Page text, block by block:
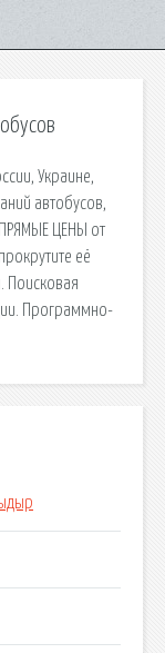
Украине,
автобусов,
ЦЕНЫ от
её
Поисковая
Программно-